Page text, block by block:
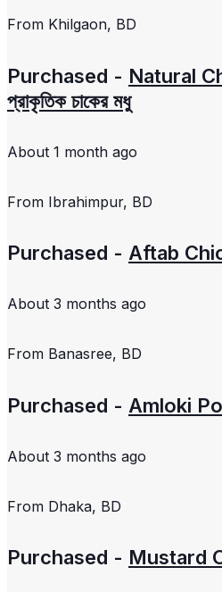
From Khilgaon, BD
Purchased - Natural
প্রাকৃতিক চাকের মধু
About 1 month ago
From Ibrahimpur, BD
Purchased - Aftab
About 3 months ago
From Banasree, BD
Purchased - Amloki
About 3 months ago
From Dhaka, BD
Purchased - Mustard